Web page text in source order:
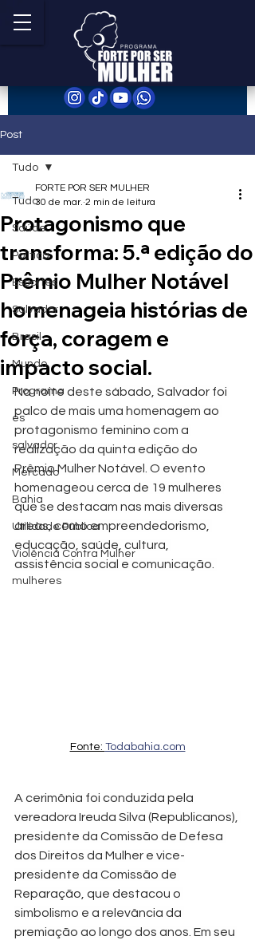
Post
Tudo
Saúde
Política
Esportes
Salvador
Brasil
Mundo
Programa
es
salvador
Mercado
Bahia
Utilidade Pública
Violência Contra Mulher
mulheres
Tudo
Protagonismo que
transforma: 5.ª edição do
Prêmio Mulher Notável
homenageia histórias de
força, coragem e
impacto social.
FORTE POR SER MULHER
30 de mar. 2 min de leitura
Na noite deste sábado, Salvador foi
palco de mais uma homenagem ao
protagonismo feminino com a
realização da quinta edição do
Prêmio Mulher Notável. O evento
homenageou cerca de 19 mulheres
que se destacam nas mais diversas
áreas, como empreendedorismo,
educação, saúde, cultura,
assistência social e comunicação.
Fonte: Todabahia.com
A cerimônia foi conduzida pela
vereadora Ireuda Silva (Republicanos),
presidente da Comissão de Defesa
dos Direitos da Mulher e vice-
presidente da Comissão de
Reparação, que destacou o
simbolismo e a relevância da
premiação ao longo dos anos. Em seu